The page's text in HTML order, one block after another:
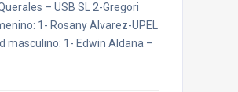
– USB SL 2-Gregori
1- Rosany Alvarez-UPEL
masculino: 1- Edwin Aldana –